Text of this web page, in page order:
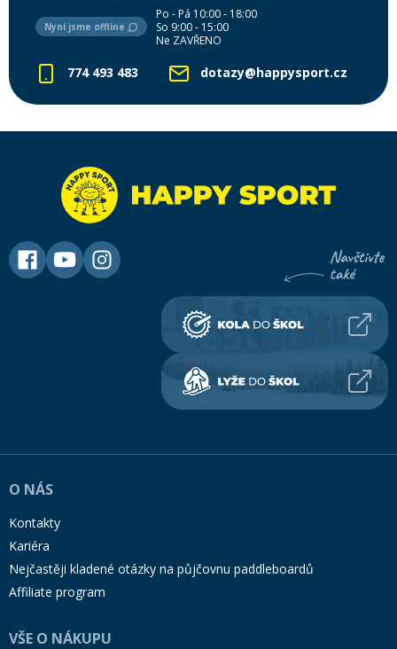
Nyní jsme offline
Po - Pá 10:00 - 18:00
So 9:00 - 15:00
Ne ZAVŘENO
774 493 483 dotazy@happysport.cz
O NÁS
Kontakty
Kariéra
Nejčastěji kladené otázky na půjčovnu paddleboardů
Affiliate program
VŠE O NÁKUPU